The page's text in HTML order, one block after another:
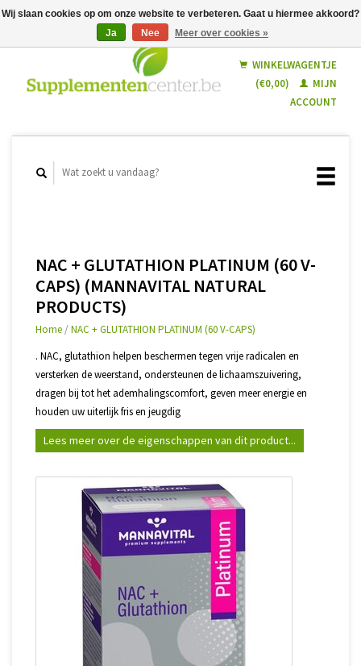
Nederlands
WINKELWAGENTJE
(€0,00)
MIJN
ACCOUNT
NAC + GLUTATHION PLATINUM (60 V-
CAPS) (MANNAVITAL NATURAL
PRODUCTS)
Home /NAC + GLUTATHION PLATINUM (60 V-CAPS)
. NAC, glutathion helpen beschermen tegen vrije radicalen en
versterken de weerstand, ondersteunen de lichaamszuivering,
dragen bij tot het ademhalingscomfort, geven meer energie en
houden uw uiterlijk fris en jeugdig
Lees meer over de eigenschappen van dit product...
Wij slaan cookies op om onze website te verbeteren. Gaat u hiermee akkoord?
Ja
Nee Meer over cookies »